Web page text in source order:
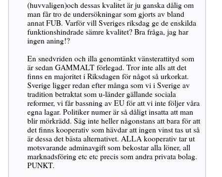
(huvvaligen)och dessas kvalitet är ju ganska dålig om
man får tro de undersökningar som gjorts av bland
annat FUB. Varför vill Sveriges riksdag ge de enskilda
funktionshindrade sämre kvalitet? Bra fråga, jag har
ingen aning!?
En snedvriden och illa genomtänkt vänsterattityd som
är sedan GAMMALT förlegad. Tror inte alls att det
finns en majoritet i Riksdagen för något så urkorkat.
Sverige ligger redan efter många som vi i Sverige av
tradition betraktat som u-länder gällande sociala
reformer, vi får bassning av EU för att vi inte följer våra
egna lagar. Politiker numer är så dåligt insatta att man
blir mörkrädd. Säg inte heller någonstans att bara för att
det finns kooperativ som hävdar att ingen vinst tas ut så
är dessa det bästa alternativet. ALLA kooperativ tar ut
motsvarande adminavgift som bekostar alla löner, all
marknadsföring etc etc precis som andra privata bolag.
PUNKT.